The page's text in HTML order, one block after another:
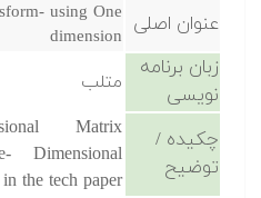
عنوان اصلی using One
dimension
زبان برنامه
نویسی
متلب
چکیده /
توضیح
Matrix
Dimensional
the tech paper.